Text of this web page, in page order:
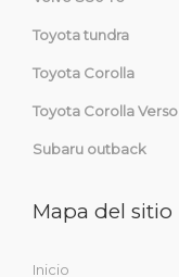
Toyota tundra
Toyota Corolla
Toyota Corolla Verso
Subaru outback
Mapa del sitio
Inicio